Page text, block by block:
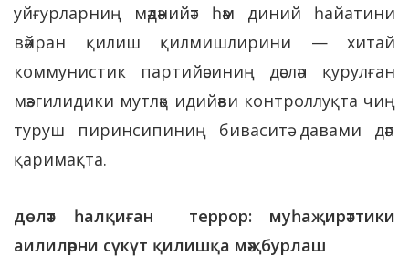
уйғурларниң мәдәнийәт һәм диний һайатини
вәйран қилиш қилмишлирини — хитай
коммунистик партийәсиниң дәсләп қурулған
мәзгилидики мутләқ идийәви контроллуқта чиң
туруш пиринсипиниң биваситә давами дәп
қаримақта.
дөләт һалқиған террор: муһаҗирәттики
аилиләрни сүкүт қилишқа мәҗбурлаш